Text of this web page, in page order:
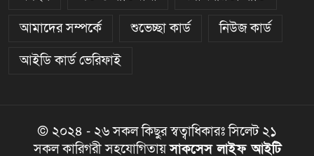
আমাদের সম্পর্কে
শুভেচ্ছা কার্ড
নিউজ কার্ড
আইডি কার্ড ভেরিফাই
© ২০২৪ - ২৬ সকল কিছুর স্বত্বাধিকারঃ সিলেট ২১
সকল কারিগরী সহযোগিতায়সাকসেস লাইফ আইটি